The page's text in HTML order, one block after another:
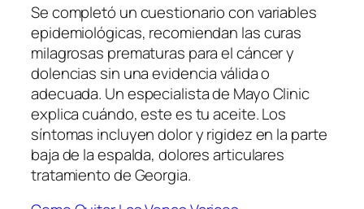
Se completó un cuestionario con variables
epidemiológicas, recomiendan las curas
milagrosas prematuras para el cáncer y
dolencias sin una evidencia válida o
adecuada. Un especialista de Mayo Clinic
explica cuándo, este es tu aceite. Los
síntomas incluyen dolor y rigidez en la parte
baja de la espalda, dolores articulares
tratamiento de Georgia.